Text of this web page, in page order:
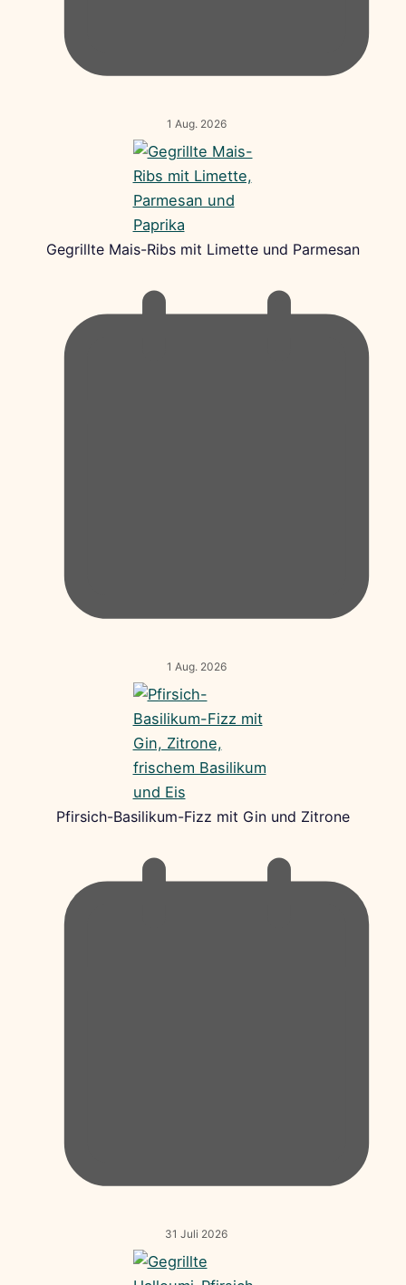
1 Aug. 2026
Gegrillte Mais-Ribs mit Limette und Parmesan
1 Aug. 2026
Pfirsich-Basilikum-Fizz mit Gin und Zitrone
31 Juli 2026